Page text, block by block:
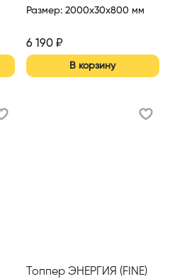
Размер: 2000x30x800 мм
6 190₽
В корзину
Топпер ЭНЕРГИЯ (FINE)